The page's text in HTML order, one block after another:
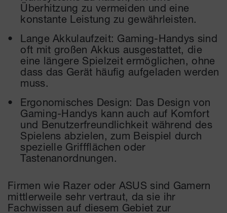
Überhitzung zu vermeiden und eine
konstante Leistung zu gewährleisten.
Lange Akkulaufzeit: Gaming-Handys sind
oft mit großen Akkus ausgestattet, die
eine längere Spielzeit ermöglichen, ohne
dass das Gerät häufig aufgeladen werden
muss.
Ergonomisches Design: Das Design von
Gaming-Handys kann auch auf Komfort
und Benutzerfreundlichkeit während des
Spielens abzielen, zum Beispiel durch
spezielle Griffflächen oder
Tastenanordnungen.
Firmen wie Razer oder ASUS sind Gamern
mittlerweile sehr vertraut, da sie ihr
Fachwissen auf diesem Gebiet zur